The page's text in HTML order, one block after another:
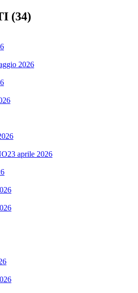
(34)
2026
23 aprile 2026